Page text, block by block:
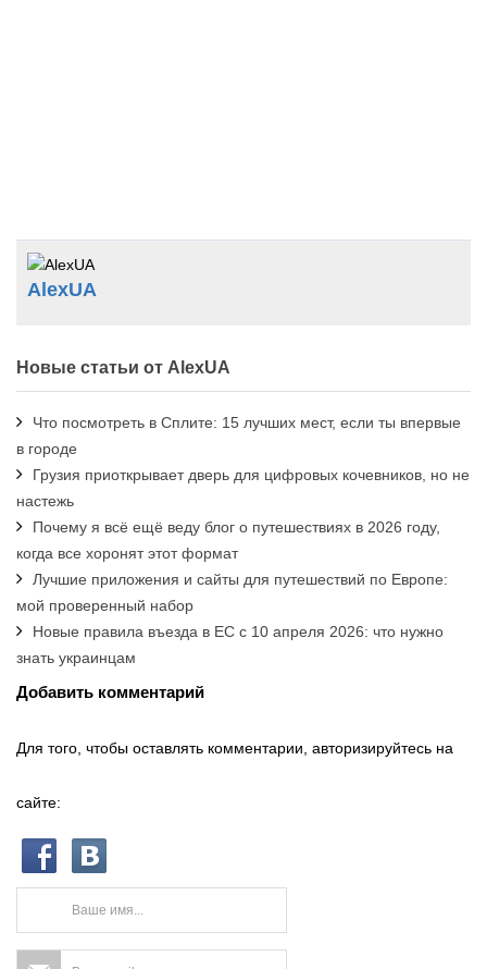
AlexUA
Новые статьи от AlexUA
Что посмотреть в Сплите: 15 лучших мест, если ты впервые
в городе
Грузия приоткрывает дверь для цифровых кочевников, но не
настежь
Почему я всё ещё веду блог о путешествиях в 2026 году,
когда все хоронят этот формат
Лучшие приложения и сайты для путешествий по Европе:
мой проверенный набор
Новые правила въезда в ЕС с 10 апреля 2026: что нужно
знать украинцам
Добавить комментарий
Для того, чтобы оставлять комментарии, авторизируйтесь на
сайте: